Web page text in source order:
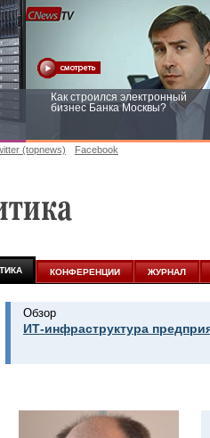
Как строился электронный
бизнес Банка Москвы?
(topnews) Facebook
КОНФЕРЕНЦИИ ЖУРНАЛ
Обзор
ИТ-инфраструктура